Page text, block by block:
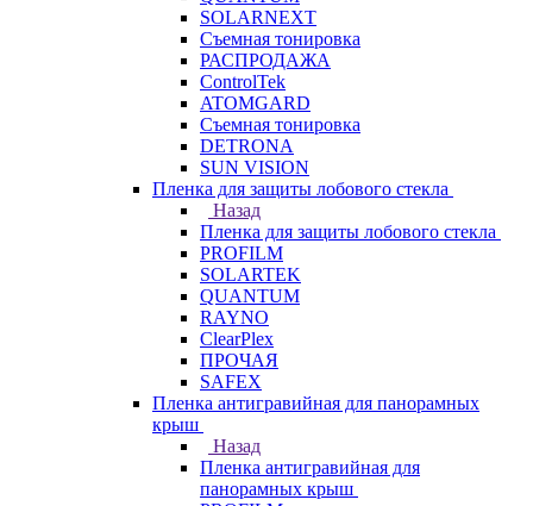
SOLARNEXT
Съемная тонировка
РАСПРОДАЖА
ControlTek
ATOMGARD
Съемная тонировка
DETRONA
SUN VISION
Пленка для защиты лобового стекла
Назад
Пленка для защиты лобового стекла
PROFILM
SOLARTEK
QUANTUM
RAYNO
ClearPlex
ПРОЧАЯ
SAFEX
Пленка антигравийная для панорамных
крыш
Назад
Пленка антигравийная для
панорамных крыш